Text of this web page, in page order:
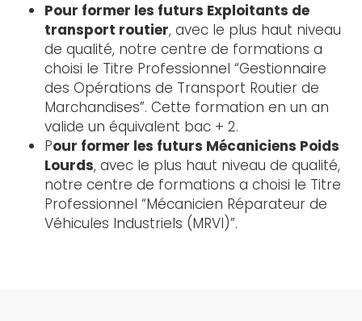
Pour former les futurs Exploitants de
transport routier, avec le plus haut niveau
de qualité, notre centre de formations a
choisi le Titre Professionnel “Gestionnaire
des Opérations de Transport Routier de
Marchandises”. Cette formation en un an
valide un équivalent bac + 2.
Pour former les futurs Mécaniciens Poids
Lourds, avec le plus haut niveau de qualité,
notre centre de formations a choisi le Titre
Professionnel “Mécanicien Réparateur de
Véhicules Industriels (MRVI)”.